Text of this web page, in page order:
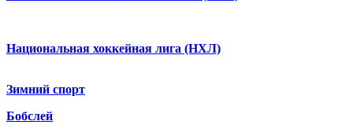
Национальная хоккейная лига (НХЛ)
Зимний спорт
Бобслей